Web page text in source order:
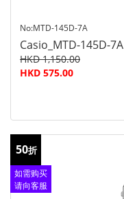
No:MTD-145D-7A
Casio_MTD-145D-7A
HKD 1,150.00
HKD 575.00
50折
如需购买
请向客服